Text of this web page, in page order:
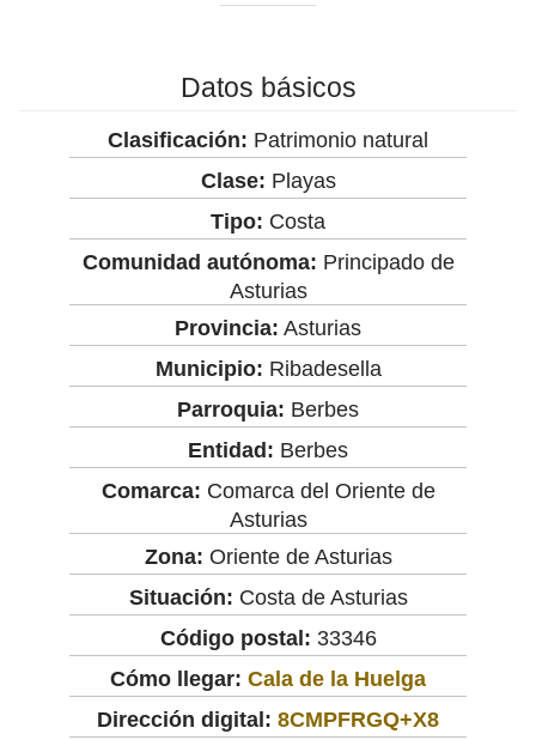
Datos básicos
Clasificación: Patrimonio natural
Clase: Playas
Tipo: Costa
Comunidad autónoma: Principado de
Asturias
Provincia: Asturias
Municipio: Ribadesella
Parroquia: Berbes
Entidad: Berbes
Comarca: Comarca del Oriente de
Asturias
Zona: Oriente de Asturias
Situación: Costa de Asturias
Código postal: 33346
Cómo llegar: Cala de la Huelga
Dirección digital: 8CMPFRGQ+X8